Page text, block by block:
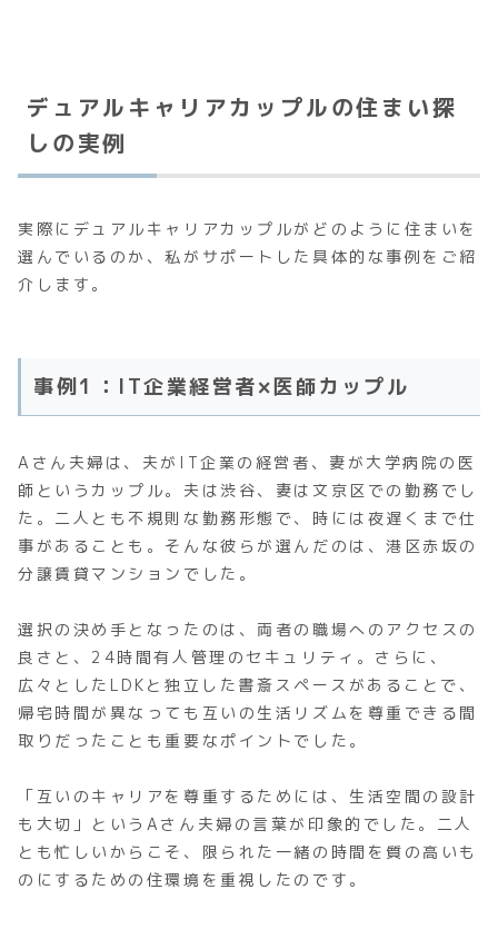
デュアルキャリアカップルの住まい探
しの実例
実際にデュアルキャリアカップルがどのように住まいを
選んでいるのか、私がサポートした具体的な事例をご紹
介します。
事例1：IT企業経営者×医師カップル
Aさん夫婦は、夫がIT企業の経営者、妻が大学病院の医
師というカップル。夫は渋谷、妻は文京区での勤務でし
た。二人とも不規則な勤務形態で、時には夜遅くまで仕
事があることも。そんな彼らが選んだのは、港区赤坂の
分譲賃貸マンションでした。
選択の決め手となったのは、両者の職場へのアクセスの
良さと、24時間有人管理のセキュリティ。さらに、
広々としたLDKと独立した書斎スペースがあることで、
帰宅時間が異なっても互いの生活リズムを尊重できる間
取りだったことも重要なポイントでした。
「互いのキャリアを尊重するためには、生活空間の設計
も大切」というAさん夫婦の言葉が印象的でした。二人
とも忙しいからこそ、限られた一緒の時間を質の高いも
のにするための住環境を重視したのです。